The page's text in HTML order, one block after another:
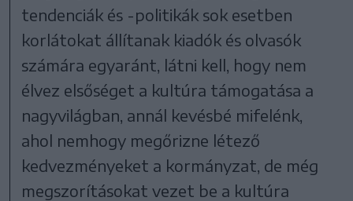
tendenciák és -politikák sok esetben
korlátokat állítanak kiadók és olvasók
számára egyaránt, látni kell, hogy nem
élvez elsőséget a kultúra támogatása a
nagyvilágban, annál kevésbé mifelénk,
ahol nemhogy megőrizne létező
kedvezményeket a kormányzat, de még
megszorításokat vezet be a kultúra